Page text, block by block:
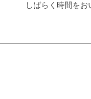
しばらく時間を